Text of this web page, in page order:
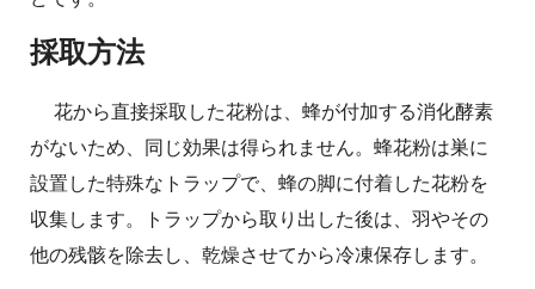
採取方法
花から直接採取した花粉は、蜂が付加する消化酵素
がないため、同じ効果は得られません。蜂花粉は巣に
設置した特殊なトラップで、蜂の脚に付着した花粉を
収集します。トラップから取り出した後は、羽やその
他の残骸を除去し、乾燥させてから冷凍保存します。